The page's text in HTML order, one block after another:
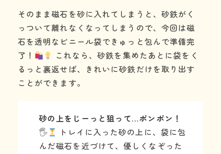
そのまま磁石を砂に入れてしまうと、砂鉄がく
っついて離れなくなってしまうので、今回は磁
石を透明なビニール袋できゅっと包んで準備完
了！
これなら、砂鉄を集めたあとに袋をく
るっと裏返せば、きれいに砂鉄だけを取り出す
ことができます。
砂の上をじーっと狙って…ポンポン！
🖐
トレイに入った砂の上に、袋に包
んだ磁石を近づけて、優しくなぞった